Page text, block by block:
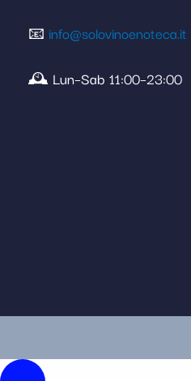
📧 info@solovinoenoteca.it
🕰️ Lun–Sab 11:00–23:00